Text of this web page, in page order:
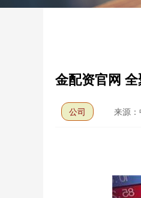
金配资官网
公司 来源